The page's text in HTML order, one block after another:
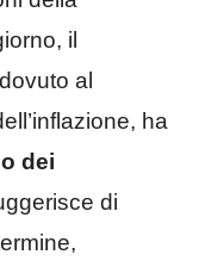
il
al
ha
dei
di